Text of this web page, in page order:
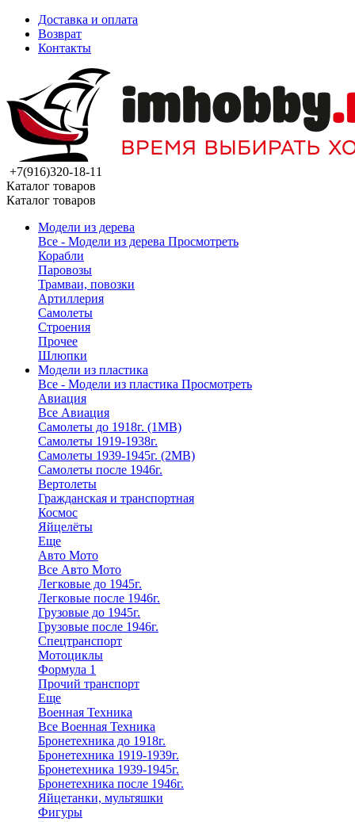
Доставка и оплата
Возврат
Контакты
+7(916)320-18-11
Каталог товаров
Каталог товаров
Модели из дерева
Все - Модели из дерева Просмотреть
Корабли
Паровозы
Трамваи, повозки
Артиллерия
Самолеты
Строения
Прочее
Шлюпки
Модели из пластика
Все - Модели из пластика Просмотреть
Авиация
Все Авиация
Самолеты до 1918г. (1МВ)
Самолеты 1919-1938г.
Самолеты 1939-1945г. (2МВ)
Самолеты после 1946г.
Вертолеты
Гражданская и транспортная
Космос
Яйцелёты
Еще
Авто Мото
Все Авто Мото
Легковые до 1945г.
Легковые после 1946г.
Грузовые до 1945г.
Грузовые после 1946г.
Спецтранспорт
Мотоциклы
Формула 1
Прочий транспорт
Еще
Военная Техника
Все Военная Техника
Бронетехника до 1918г.
Бронетехника 1919-1939г.
Бронетехника 1939-1945г.
Бронетехника после 1946г.
Яйцетанки, мультяшки
Фигуры